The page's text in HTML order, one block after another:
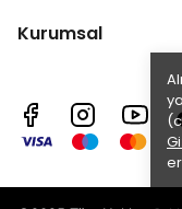
Kurumsal